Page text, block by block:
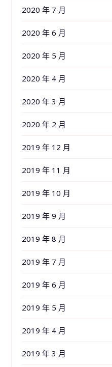
2020 年 7 月
2020 年 6 月
2020 年 5 月
2020 年 4 月
2020 年 3 月
2020 年 2 月
2019 年 12 月
2019 年 11 月
2019 年 10 月
2019 年 9 月
2019 年 8 月
2019 年 7 月
2019 年 6 月
2019 年 5 月
2019 年 4 月
2019 年 3 月